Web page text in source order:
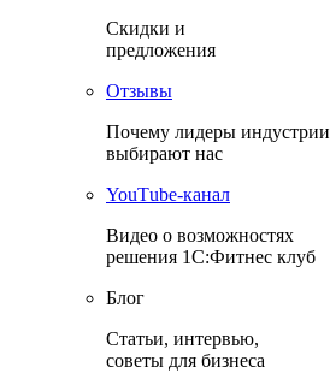
Скидки и
предложения
Отзывы
Почему лидеры индустрии
выбирают нас
YouТube-канал
Видео о возможностях
решения 1С:Фитнес клуб
Блог
Статьи, интервью,
советы для бизнеса